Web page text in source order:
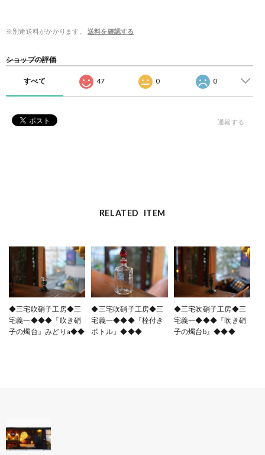
※別途送料がかかります。 送料を確認する
ショップの評価
すべて 47 0 0
通報する
RELATED ITEM
◆三宅吹硝子工房◆三
宅義一◆◆◆『吹き硝
子の燭台』みどりa◆◆
◆三宅吹硝子工房◆三
宅義一◆◆◆『栓付き
ボトル』◆◆◆
◆三宅吹硝子工房◆三
宅義一◆◆◆『吹き硝
子の燭台b』◆◆◆